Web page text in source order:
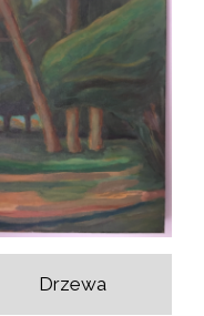
Drzewa